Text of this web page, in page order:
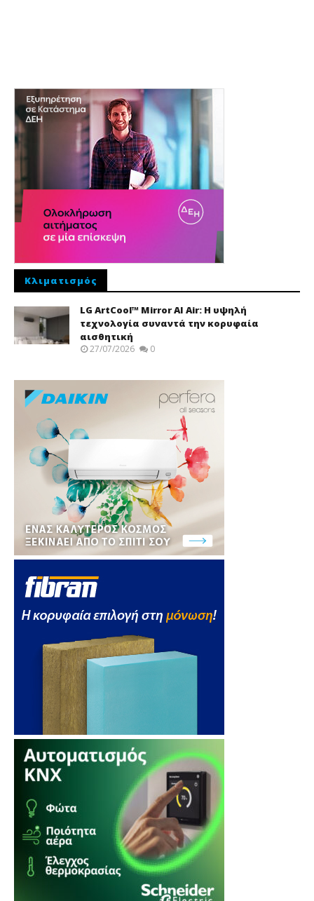
Κλιματισμός
LG ArtCool™ Mirror AI Air: Η υψηλή
τεχνολογία συναντά την κορυφαία
αισθητική
27/07/2026 0